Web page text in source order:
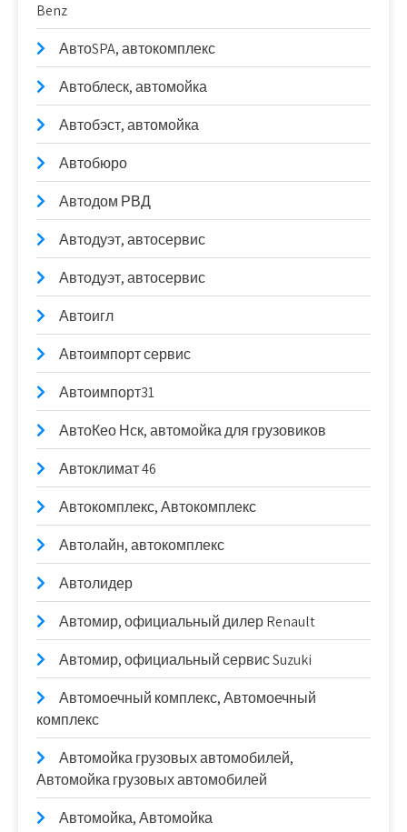
Benz
АвтоSPA, автокомплекс
Автоблеск, автомойка
Автобэст, автомойка
Автобюро
Автодом РВД
Автодуэт, автосервис
Автодуэт, автосервис
Автоигл
Автоимпорт сервис
Автоимпорт31
АвтоКео Нск, автомойка для грузовиков
Автоклимат 46
Автокомплекс, Автокомплекс
Автолайн, автокомплекс
Автолидер
Автомир, официальный дилер Renault
Автомир, официальный сервис Suzuki
Автомоечный комплекс, Автомоечный
комплекс
Автомойка грузовых автомобилей,
Автомойка грузовых автомобилей
Автомойка, Автомойка